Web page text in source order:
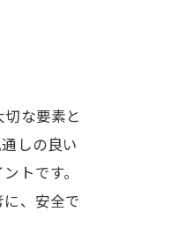
な要素と
しの良い
トです。
、安全で